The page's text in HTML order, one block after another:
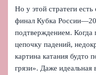
Но у этой стратеги
финал Кубка
подтверждением. Когда
цепочку падений,
картина катания будто
грязи». Даже идеальная